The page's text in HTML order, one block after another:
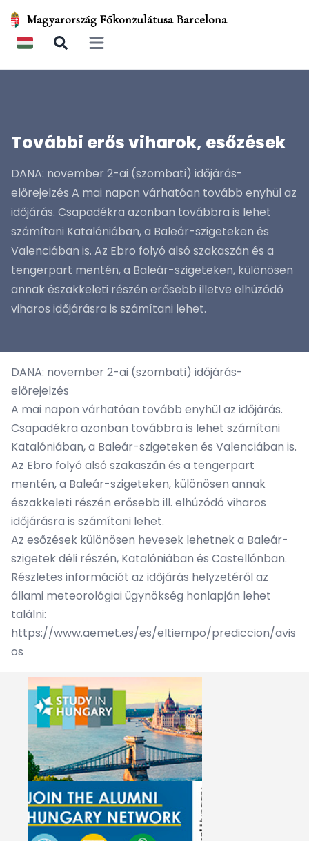
Magyarország Főkonzulátusa Barcelona
Open main menu
További erős viharok, esőzések
DANA: november 2-ai (szombati) időjárás-
előrejelzés A mai napon várhatóan tovább enyhül az
időjárás. Csapadékra azonban továbbra is lehet
számítani Katalóniában, a Baleár-szigeteken és
Valenciában is. Az Ebro folyó alsó szakaszán és a
tengerpart mentén, a Baleár-szigeteken, különösen
annak északkeleti részén erősebb illetve elhúzódó
viharos időjárásra is számítani lehet.
DANA: november 2-ai (szombati) időjárás-
előrejelzés
A mai napon várhatóan tovább enyhül az időjárás.
Csapadékra azonban továbbra is lehet számítani
Katalóniában, a Baleár-szigeteken és Valenciában is.
Az Ebro folyó alsó szakaszán és a tengerpart
mentén, a Baleár-szigeteken, különösen annak
északkeleti részén erősebb ill. elhúzódó viharos
időjárásra is számítani lehet.
Az esőzések különösen hevesek lehetnek a Baleár-
szigetek déli részén, Katalóniában és Castellónban.
Részletes információt az időjárás helyzetéről az
állami meteorológiai ügynökség honlapján lehet
találni:
https://www.aemet.es/es/eltiempo/prediccion/avis
os